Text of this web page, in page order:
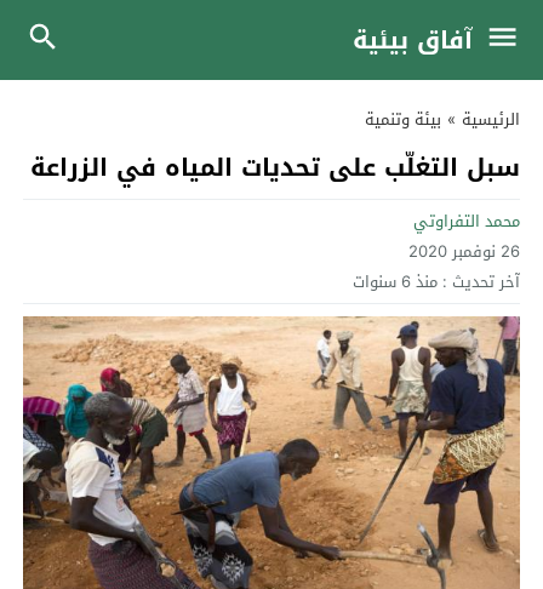
آفاق بيئية
الرئيسية » بيئة وتنمية
سبل التغلّب على تحديات المياه في الزراعة
محمد التفراوتي
26 نوفمبر 2020
آخر تحديث : منذ 6 سنوات